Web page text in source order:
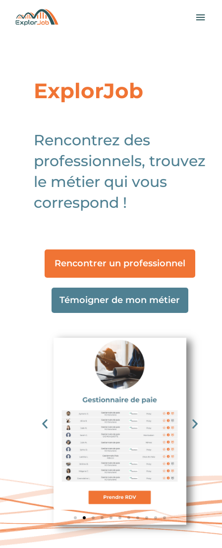
contenu
ExplorJob
Rencontrez des
professionnels, trouvez
le métier qui vous
correspond !
Rencontrer un professionnel
Témoigner de mon métier